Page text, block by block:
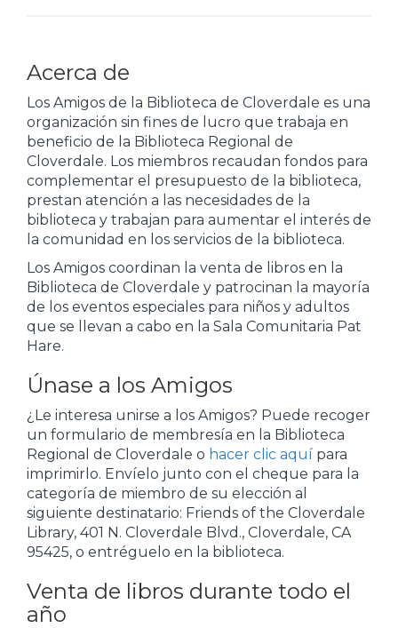
Acerca de
Los Amigos de la Biblioteca de Cloverdale es una
organización sin fines de lucro que trabaja en
beneficio de la Biblioteca Regional de
Cloverdale. Los miembros recaudan fondos para
complementar el presupuesto de la biblioteca,
prestan atención a las necesidades de la
biblioteca y trabajan para aumentar el interés de
la comunidad en los servicios de la biblioteca.
Los Amigos coordinan la venta de libros en la
Biblioteca de Cloverdale y patrocinan la mayoría
de los eventos especiales para niños y adultos
que se llevan a cabo en la Sala Comunitaria Pat
Hare.
Únase a los Amigos
¿Le interesa unirse a los Amigos? Puede recoger
un formulario de membresía en la Biblioteca
Regional de Cloverdale o hacer clic aquí para
imprimirlo. Envíelo junto con el cheque para la
categoría de miembro de su elección al
siguiente destinatario: Friends of the Cloverdale
Library, 401 N. Cloverdale Blvd., Cloverdale, CA
95425, o entréguelo en la biblioteca.
Venta de libros durante todo el
año